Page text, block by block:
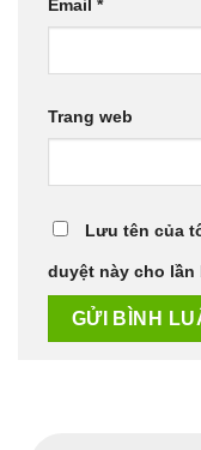
Email *
Trang web
Lưu tên của
duyệt này cho